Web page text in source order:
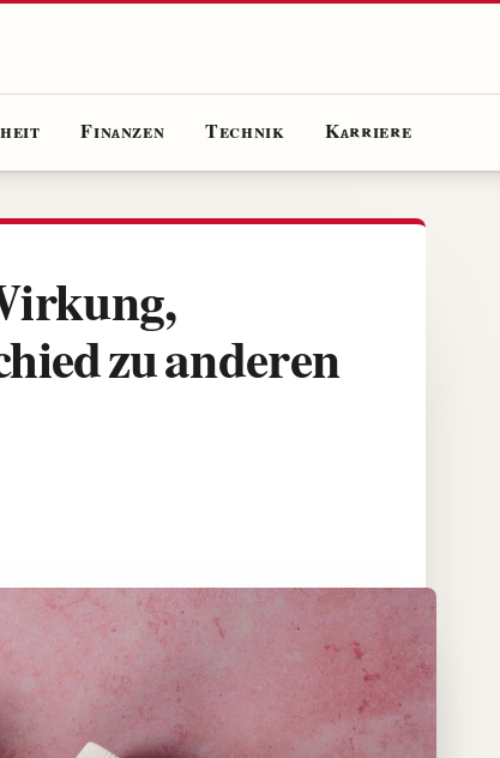
Finanzen Technik Karriere
zu anderen